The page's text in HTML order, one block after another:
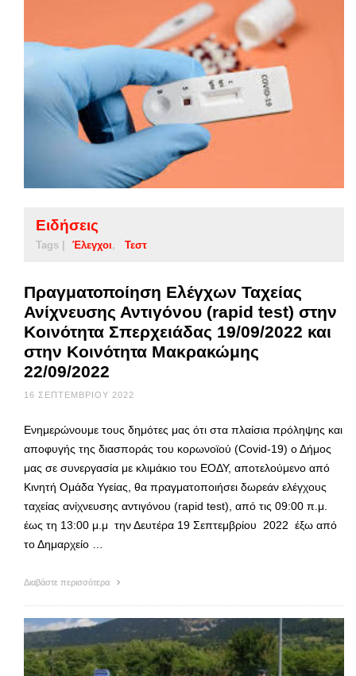
Ειδήσεις
Tags | Έλεγχοι Τεστ
Πραγματοποίηση Ελέγχων Ταχείας
Ανίχνευσης Αντιγόνου (rapid test) στην
Κοινότητα Σπερχειάδας 19/09/2022 και
στην Κοινότητα Μακρακώμης
22/09/2022
16 ΣΕΠΤΕΜΒΡΊΟΥ 2022
Ενημερώνουμε τους δημότες μας ότι στα πλαίσια πρόληψης και
αποφυγής της διασποράς του κορωνοϊού (Covid-19) ο Δήμος
μας σε συνεργασία με κλιμάκιο του ΕΟΔΥ, αποτελούμενο από
Κινητή Ομάδα Υγείας, θα πραγματοποιήσει δωρεάν ελέγχους
ταχείας ανίχνευσης αντιγόνου (rapid test), από τις 09:00 π.μ.
έως τη 13:00 μ.μ την Δευτέρα 19 Σεπτεμβρίου 2022 έξω από
το Δημαρχείο …
Διαβάστε περισσότερα